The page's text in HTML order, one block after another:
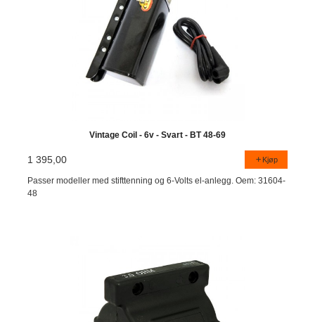
Vintage Coil - 6v - Svart - BT 48-69
1 395,00 Kjøp
Passer modeller med stifttenning og 6-Volts el-anlegg. Oem: 31604-
48